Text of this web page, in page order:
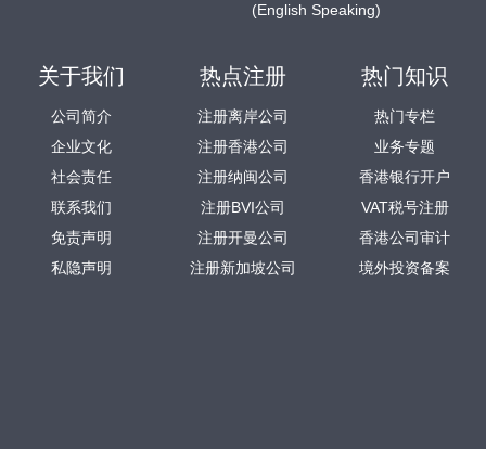
(English Speaking)
关于我们
公司简介
企业文化
社会责任
联系我们
免责声明
私隐声明
热点注册
注册离岸公司
注册香港公司
注册纳闽公司
注册BVI公司
注册开曼公司
注册新加坡公司
热门知识
热门专栏
业务专题
香港银行开户
VAT税号注册
香港公司审计
境外投资备案